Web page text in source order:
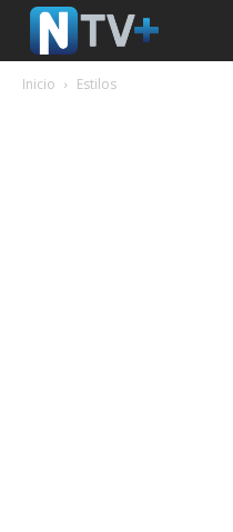
Inicio Estilos